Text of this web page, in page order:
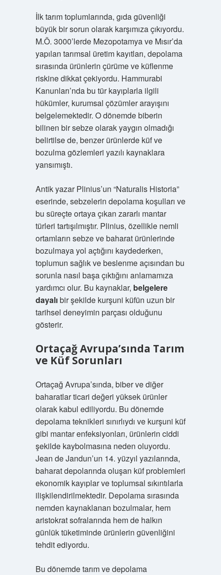
İlk tarım toplumlarında, gıda güvenliği
büyük bir sorun olarak karşımıza çıkıyordu.
M.Ö. 3000’lerde Mezopotamya ve Mısır’da
yapılan tarımsal üretim kayıtları, depolama
sırasında ürünlerin çürüme ve küflenme
riskine dikkat çekiyordu. Hammurabi
Kanunları’nda bu tür kayıplarla ilgili
hükümler, kurumsal çözümler arayışını
belgelemektedir. O dönemde biberin
bilinen bir sebze olarak yaygın olmadığı
belirtilse de, benzer ürünlerde küf ve
bozulma gözlemleri yazılı kaynaklara
yansımıştı.
Antik yazar Plinius’un “Naturalis Historia”
eserinde, sebzelerin depolama koşulları ve
bu süreçte ortaya çıkan zararlı mantar
türleri tartışılmıştır. Plinius, özellikle nemli
ortamların sebze ve baharat ürünlerinde
bozulmaya yol açtığını kaydederken,
toplumun sağlık ve beslenme açısından bu
sorunla nasıl başa çıktığını anlamamıza
yardımcı olur. Bu kaynaklar, belgelere
dayalıbir şekilde kurşuni küfün uzun bir
tarihsel deneyimin parçası olduğunu
gösterir.
Ortaçağ Avrupa’sında Tarım
ve Küf Sorunları
Ortaçağ Avrupa’sında, biber ve diğer
baharatlar ticari değeri yüksek ürünler
olarak kabul ediliyordu. Bu dönemde
depolama teknikleri sınırlıydı ve kurşuni küf
gibi mantar enfeksiyonları, ürünlerin ciddi
şekilde kaybolmasına neden oluyordu.
Jean de Jandun’un 14. yüzyıl yazılarında,
baharat depolarında oluşan küf problemleri
ekonomik kayıplar ve toplumsal sıkıntılarla
ilişkilendirilmektedir. Depolama sırasında
nemden kaynaklanan bozulmalar, hem
aristokrat sofralarında hem de halkın
günlük tüketiminde ürünlerin güvenliğini
tehdit ediyordu.
Bu dönemde tarım ve depolama